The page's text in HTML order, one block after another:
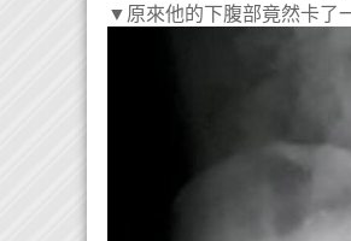
▼原來他的下腹部竟然卡了